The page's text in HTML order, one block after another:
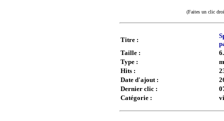
(Faites un clic
Titre :
Taille :
Type :
Hits :
Date d'ajout :
Dernier clic :
Catégorie :